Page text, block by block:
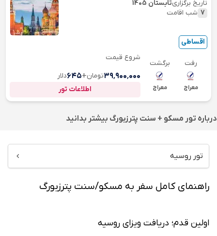
تاریخ برگزاریتابستان 1405
7 شب اقامت
اقساطی
رفت
معراج
برگشت
معراج
شروع قیمت
۳۹٬۹۰۰٬۰۰۰تومان+۶۴۵دلار
اطلاعات تور
درباره تور مسکو + سنت پترزبورگ بیشتر بدانید
تور روسیه
راهنمای کامل سفر به مسکو/سنت پترزبورگ
اولین قدم؛ دریافت ویزای روسیه